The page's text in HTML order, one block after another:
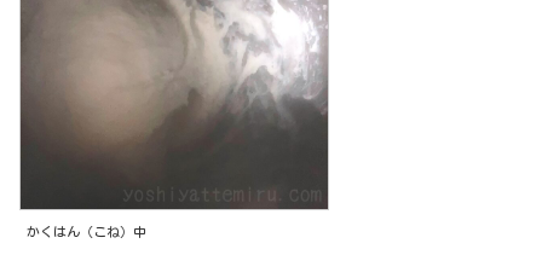
かくはん（こね）中